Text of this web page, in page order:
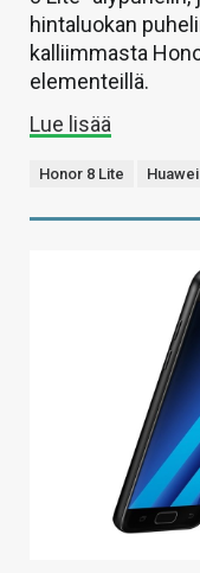
hintaluokan
kalliimmasta
elementeillä.
Lue lisää
Honor 8 Lite Huawei